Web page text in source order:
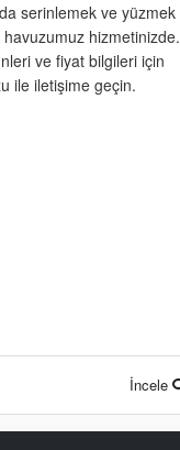
serinlemek ve yüzmek
hizmetinizde.
ve fiyat bilgileri için
ile iletişime geçin.
İncele